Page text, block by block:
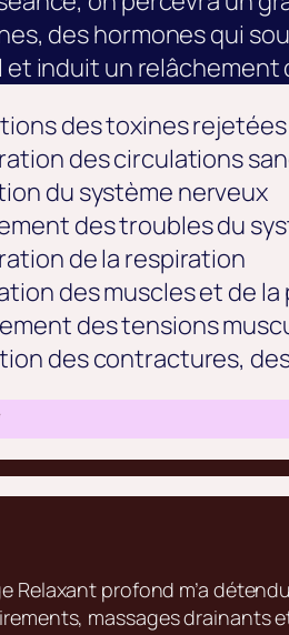
des hormones qui
et induit un
des toxines rejetées
des circulations
du système nerveux
des troubles du
de la respiration
des muscles et de la
des tensions
des contractures,
Relaxant profond m’a
massages drainants